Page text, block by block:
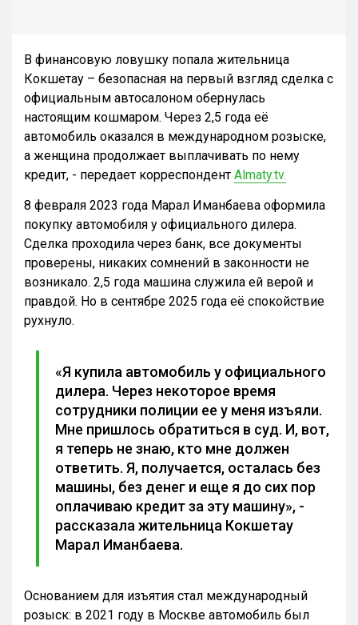
В финансовую ловушку попала жительница
Кокшетау – безопасная на первый взгляд сделка с
официальным автосалоном обернулась
настоящим кошмаром. Через 2,5 года её
автомобиль оказался в международном розыске,
а женщина продолжает выплачивать по нему
кредит, - передает корреспондент Almaty.tv.
8 февраля 2023 года Марал Иманбаева оформила
покупку автомобиля у официального дилера.
Сделка проходила через банк, все документы
проверены, никаких сомнений в законности не
возникало. 2,5 года машина служила ей верой и
правдой. Но в сентябре 2025 года её спокойствие
рухнуло.
«Я купила автомобиль у официального
дилера. Через некоторое время
сотрудники полиции ее у меня изъяли.
Мне пришлось обратиться в суд. И, вот,
я теперь не знаю, кто мне должен
ответить. Я, получается, осталась без
машины, без денег и еще я до сих пор
оплачиваю кредит за эту машину», -
рассказала жительница Кокшетау
Марал Иманбаева.
Основанием для изъятия стал международный
розыск: в 2021 году в Москве автомобиль был